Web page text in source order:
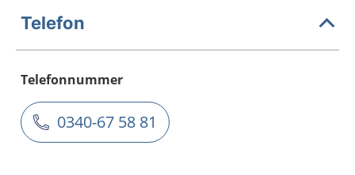
Telefon
Telefonnummer
0340-67 58 81